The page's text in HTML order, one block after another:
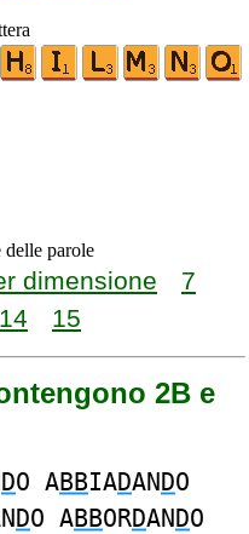
delle parole
dimensione
7
14 15
2B e
DO ABBIADANDO
DO ABBORDANDO